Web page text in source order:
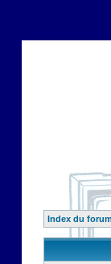
Index du forum